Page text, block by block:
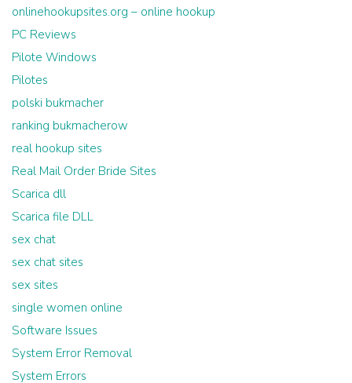
onlinehookupsites.org – online hookup
PC Reviews
Pilote Windows
Pilotes
polski bukmacher
ranking bukmacherow
real hookup sites
Real Mail Order Bride Sites
Scarica dll
Scarica file DLL
sex chat
sex chat sites
sex sites
single women online
Software Issues
System Error Removal
System Errors